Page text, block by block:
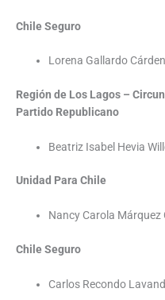
Chile Seguro
Lorena Gallardo
Región de Los Lagos –
Partido Republicano
Beatriz Isabel Hevia
Unidad Para Chile
Nancy Carola Márquez
Chile Seguro
Carlos Recondo